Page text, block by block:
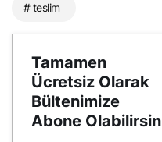
# teslim
Tamamen
Ücretsiz Olarak
Bültenimize
Abone Olabilirsin